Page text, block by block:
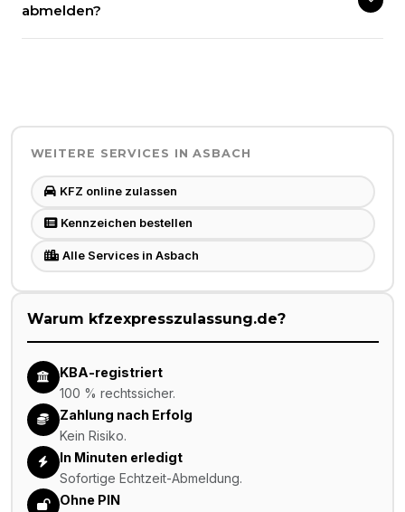
abmelden?
WEITERE SERVICES INASBACH
KFZ online zulassen
Kennzeichen bestellen
Alle Services in Asbach
Warum kfzexpresszulassung.de?
KBA-registriert
100 % rechtssicher.
Zahlung nach Erfolg
Kein Risiko.
In Minuten erledigt
Sofortige Echtzeit-Abmeldung.
Ohne PIN